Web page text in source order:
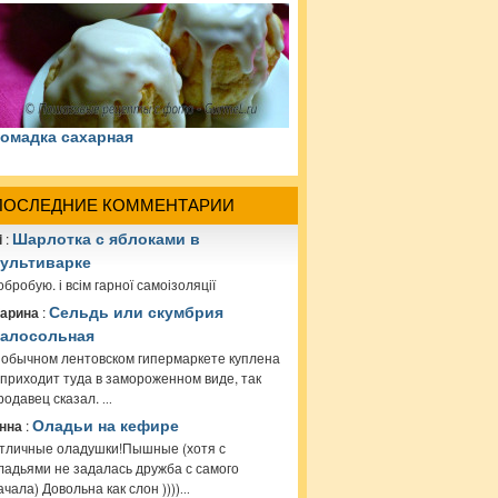
сахарная
КОММЕНТАРИИ
: Шарлотка с яблоками в
і всім гарної самоізоляції
:Сельдь или скумбрия
лентовском гипермаркете куплена
туда в замороженном виде, так
сказал. ...
:Оладьи на кефире
оладушки!Пышные (хотя с
не задалась дружба с самого
Довольна как слон ))))...